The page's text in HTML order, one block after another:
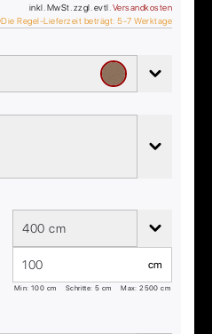
inkl. MwSt. zzgl. evtl. Versandkosten
Die Regel-Lieferzeit beträgt: 5-7 Werktage
400 cm
cm
Min: 100 cm Schritte: 5 cm Max:2500 cm